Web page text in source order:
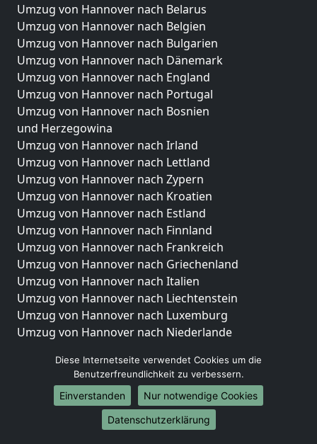
Umzug von Hannover nach Belarus
Umzug von Hannover nach Belgien
Umzug von Hannover nach Bulgarien
Umzug von Hannover nach Dänemark
Umzug von Hannover nach England
Umzug von Hannover nach Portugal
Umzug von Hannover nach Bosnien
und Herzegowina
Umzug von Hannover nach Irland
Umzug von Hannover nach Lettland
Umzug von Hannover nach Zypern
Umzug von Hannover nach Kroatien
Umzug von Hannover nach Estland
Umzug von Hannover nach Finnland
Umzug von Hannover nach Frankreich
Umzug von Hannover nach Griechenland
Umzug von Hannover nach Italien
Umzug von Hannover nach Liechtenstein
Umzug von Hannover nach Luxemburg
Umzug von Hannover nach Niederlande
Umzüge-Deutschlandweit
Umzug von Hannover nach Berlin
Umzug von Hannover nach Hamburg
Umzug von Hannover nach München
Diese Internetseite verwendet Cookies um die
Benutzerfreundlichkeit zu verbessern.
Einverstanden
Nur notwendige Cookies
Datenschutzerklärung